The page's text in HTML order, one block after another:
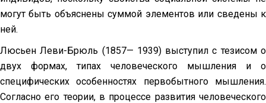
могут быть объяснены суммой элементов или сведены к
ней.
Люсьен Леви-Брюль (1857— 1939) выступил с тезисом о
двух формах, типах человеческого мышления и о
специфических особенностях первобытного мышления.
Согласно его теории, в процессе развития человеческого